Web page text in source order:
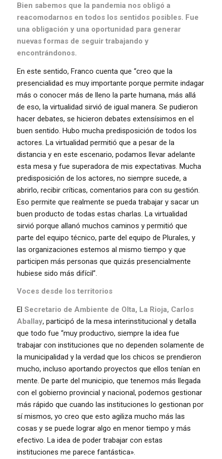
Bien sabemos que la pandemia nos obligó a
reacomodarnos en todos los sentidos posibles. Fue
una obligación y una oportunidad para generar
nuevas formas de seguir trabajando y
encontrándonos.
En este sentido, Franco cuenta que “creo que la
presencialidad es muy importante porque permite indagar
más o conocer más de lleno la parte humana, más allá
de eso, la virtualidad sirvió de igual manera. Se pudieron
hacer debates, se hicieron debates extensísimos en el
buen sentido. Hubo mucha predisposición de todos los
actores. La virtualidad permitió que a pesar de la
distancia y en este escenario, podamos llevar adelante
esta mesa y fue superadora de mis expectativas. Mucha
predisposición de los actores, no siempre sucede, a
abrirlo, recibir críticas, comentarios para con su gestión.
Eso permite que realmente se pueda trabajar y sacar un
buen producto de todas estas charlas. La virtualidad
sirvió porque allanó muchos caminos y permitió que
parte del equipo técnico, parte del equipo de Plurales, y
las organizaciones estemos al mismo tiempo y que
participen más personas que quizás presencialmente
hubiese sido más difícil”.
Voces desde los territorios
El Secretario de Ambiente de Olta, La Rioja, Carlos
Aballay, participó de la mesa interinstitucional y detalla
que todo fue “muy productivo, siempre la idea fue
trabajar con instituciones que no dependen solamente de
la municipalidad y la verdad que los chicos se prendieron
mucho, incluso aportando proyectos que ellos tenían en
mente. De parte del municipio, que tenemos más llegada
con el gobierno provincial y nacional, podemos gestionar
más rápido que cuando las instituciones lo gestionan por
sí mismos, yo creo que esto agiliza mucho más las
cosas y se puede lograr algo en menor tiempo y más
efectivo. La idea de poder trabajar con estas
instituciones me parece fantástica».